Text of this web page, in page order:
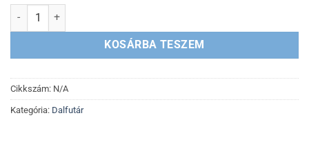
Dalfutár 2022 póló mennyiség
KOSÁRBA TESZEM
Cikkszám: N/A
Kategória: Dalfutár